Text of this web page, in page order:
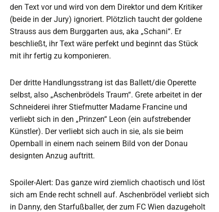
den Text vor und wird von dem Direktor und dem Kritiker
(beide in der Jury) ignoriert. Plötzlich taucht der goldene
Strauss aus dem Burggarten aus, aka „Schani“. Er
beschließt, ihr Text wäre perfekt und beginnt das Stück
mit ihr fertig zu komponieren.
Der dritte Handlungsstrang ist das Ballett/die Operette
selbst, also „Aschenbrödels Traum“. Grete arbeitet in der
Schneiderei ihrer Stiefmutter Madame Francine und
verliebt sich in den „Prinzen“ Leon (ein aufstrebender
Künstler). Der verliebt sich auch in sie, als sie beim
Opernball in einem nach seinem Bild von der Donau
designten Anzug auftritt.
Spoiler-Alert: Das ganze wird ziemlich chaotisch und löst
sich am Ende recht schnell auf. Aschenbrödel verliebt sich
in Danny, den Starfußballer, der zum FC Wien dazugeholt